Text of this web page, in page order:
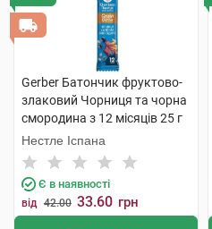
Gerber Батончик фруктово-
злаковий Чорниця та чорна
смородина з 12 місяців 25 г
Нестле Іспана
Є в наявності
від 42.00 33.60 грн